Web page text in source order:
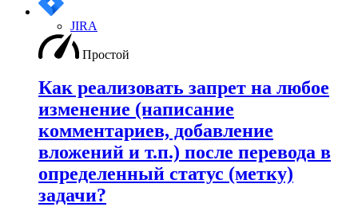
JIRA
Простой
Как реализовать запрет на любое
изменение (написание
комментариев, добавление
вложений и т.п.) после перевода в
определенный статус (метку)
задачи?